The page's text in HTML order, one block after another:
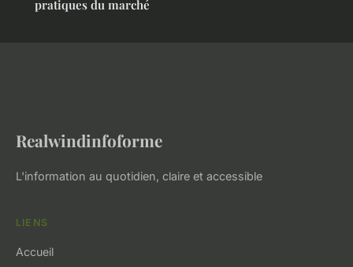
pratiques du marché
Realwindinfoforme
L'information au quotidien, claire et accessible
LIENS
Accueil